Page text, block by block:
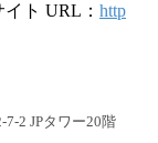
ト URL： http
2 JPタワー20階